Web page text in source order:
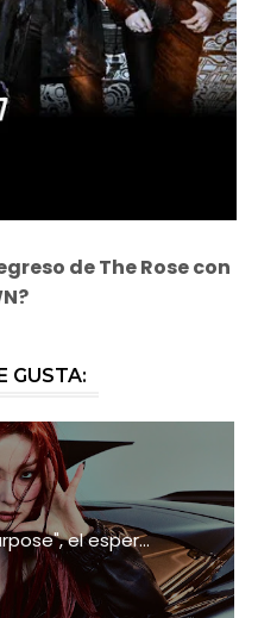
de The Rose con
GUSTA:
el esper...